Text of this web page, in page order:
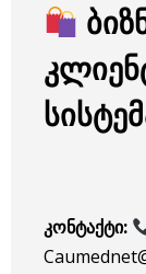
კონტაქტი: